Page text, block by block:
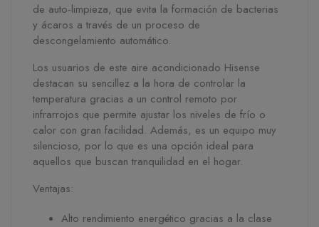
de auto-limpieza, que evita la formación de bacterias
y ácaros a través de un proceso de
descongelamiento automático.
Los usuarios de este aire acondicionado Hisense
destacan su sencillez a la hora de controlar la
temperatura gracias a un control remoto por
infrarrojos que permite ajustar los niveles de frío o
calor con gran facilidad. Además, es un equipo muy
silencioso, por lo que es una opción ideal para
aquellos que buscan tranquilidad en el hogar.
Ventajas:
Alto rendimiento energético gracias a la clase